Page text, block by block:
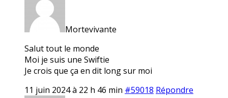
Mortevivante
Salut tout le monde
Moi je suis une Swiftie
Je crois que ça en dit long sur moi
11 juin 2024 à 22 h 46 min #59018 Répondre